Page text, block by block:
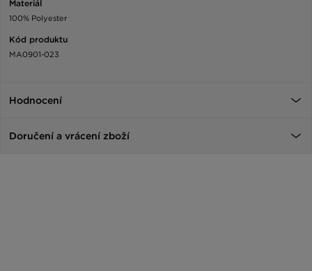
Materiál
100% Polyester
Kód produktu
MA0901-023
Hodnocení
Doručení a vrácení zboží